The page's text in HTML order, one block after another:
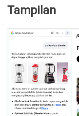
Tampilan